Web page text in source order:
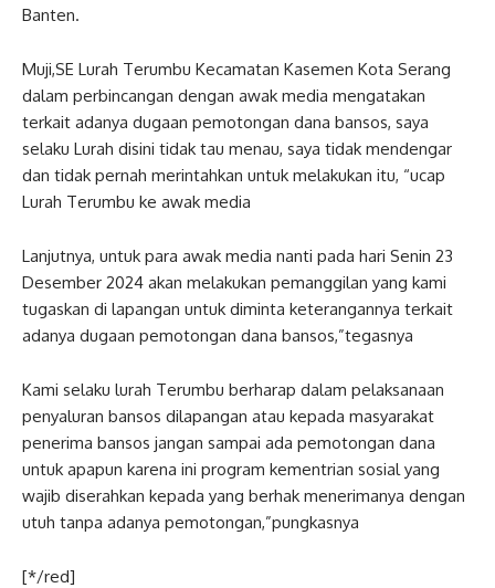
Banten.
Muji,SE Lurah Terumbu Kecamatan Kasemen Kota Serang
dalam perbincangan dengan awak media mengatakan
terkait adanya dugaan pemotongan dana bansos, saya
selaku Lurah disini tidak tau menau, saya tidak mendengar
dan tidak pernah merintahkan untuk melakukan itu, “ucap
Lurah Terumbu ke awak media
Lanjutnya, untuk para awak media nanti pada hari Senin 23
Desember 2024 akan melakukan pemanggilan yang kami
tugaskan di lapangan untuk diminta keterangannya terkait
adanya dugaan pemotongan dana bansos,”tegasnya
Kami selaku lurah Terumbu berharap dalam pelaksanaan
penyaluran bansos dilapangan atau kepada masyarakat
penerima bansos jangan sampai ada pemotongan dana
untuk apapun karena ini program kementrian sosial yang
wajib diserahkan kepada yang berhak menerimanya dengan
utuh tanpa adanya pemotongan,”pungkasnya
[*/red]